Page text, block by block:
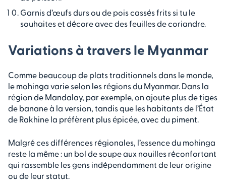
Garnis d’œufs durs ou de pois cassés frits si tu le
souhaites et décore avec des feuilles de coriandre.
Variations à travers le Myanmar
Comme beaucoup de plats traditionnels dans le monde,
le mohinga varie selon les régions du Myanmar. Dans la
région de Mandalay, par exemple, on ajoute plus de tiges
de banane à la version, tandis que les habitants de l’État
de Rakhine la préfèrent plus épicée, avec du piment.
Malgré ces différences régionales, l’essence du mohinga
reste la même : un bol de soupe aux nouilles réconfortant
qui rassemble les gens indépendamment de leur origine
ou de leur statut.